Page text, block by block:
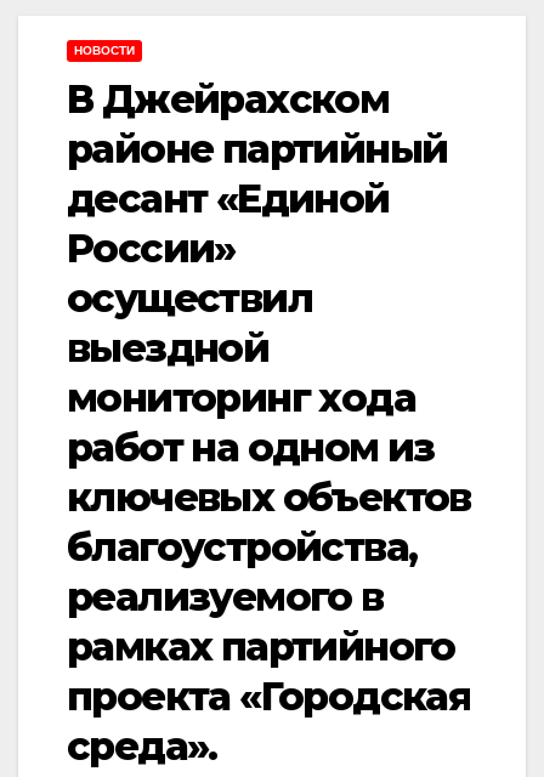
НОВОСТИ
В Джейрахском
районе партийный
десант «Единой
России»
осуществил
выездной
мониторинг хода
работ на одном из
ключевых объектов
благоустройства,
реализуемого в
рамках партийного
проекта «Городская
среда».